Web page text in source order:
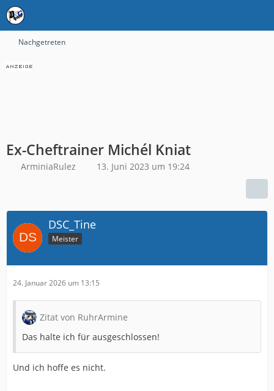
Nachgetreten
Ex-Cheftrainer Michél Kniat
ArminiaRulez 13. Juni 2023 um 19:24
DSC_Tine
Meister
24. Januar 2026 um 13:15
Zitat von RuhrArmine
Das halte ich für ausgeschlossen!
Und ich hoffe es nicht.